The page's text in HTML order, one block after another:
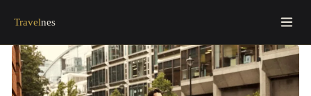
Travelnes